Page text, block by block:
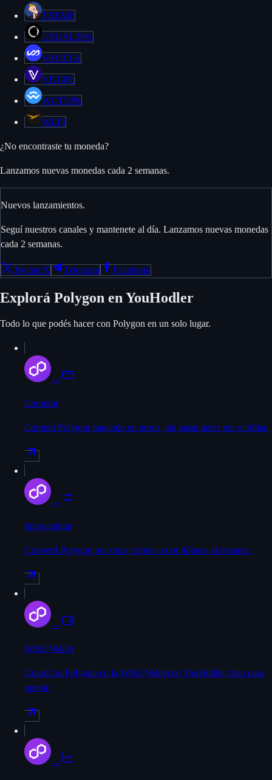
TREMP
USUAL30%
VAULTA
VET4%
WCT50%
WLFI
¿No encontraste tu moneda?
Lanzamos nuevas monedas cada 2 semanas.
Nuevos lanzamientos.
Seguí nuestros canales y mantenete al día. Lanzamos nuevas monedas
cada 2 semanas.
Twitter/X Telegram Facebook
Explorá Polygon en YouHodler
Todo lo que podés hacer con Polygon en un solo lugar.
→
Comprar
Comprá Polygon pagando en pesos, sin pasar antes por el dólar.
→
Intercambiar
Convertí Polygon por otras criptos o por dólares al instante.
→
Web3 Wallet
Guardá tu Polygon en la Web3 Wallet de YouHodler, listo para
operar.
→